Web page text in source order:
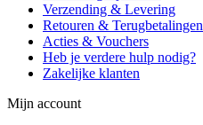
Verzending & Levering
Retouren & Terugbetalingen
Acties & Vouchers
Heb je verdere hulp nodig?
Zakelijke klanten
Mijn account